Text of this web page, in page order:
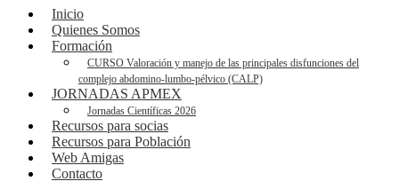
Inicio
Quienes Somos
Formación
CURSO Valoración y manejo de las principales disfunciones del
complejo abdomino-lumbo-pélvico (CALP)
JORNADAS APMEX
Jornadas Científicas 2026
Recursos para socias
Recursos para Población
Web Amigas
Contacto